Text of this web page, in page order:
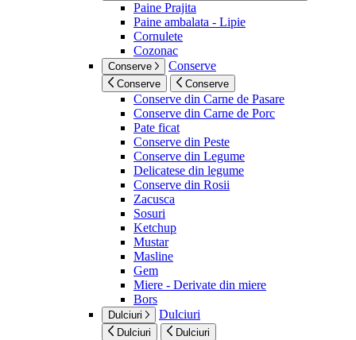
Paine Prajita
Paine ambalata - Lipie
Cornulete
Cozonac
Conserve Conserve
Conserve Conserve
Conserve din Carne de Pasare
Conserve din Carne de Porc
Pate ficat
Conserve din Peste
Conserve din Legume
Delicatese din legume
Conserve din Rosii
Zacusca
Sosuri
Ketchup
Mustar
Masline
Gem
Miere - Derivate din miere
Bors
Dulciuri Dulciuri
Dulciuri Dulciuri